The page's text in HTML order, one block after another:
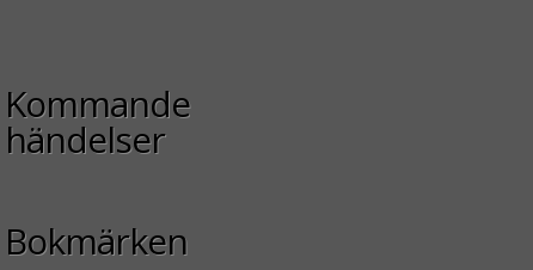
Kommande
händelser
Bokmärken